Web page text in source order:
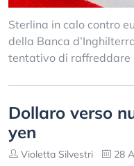
Sterlina in calo contro
della Banca
tentativo di raffreddare
Dollaro verso
yen
Violetta Silvestri 28